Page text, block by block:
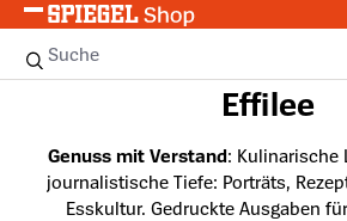
Zum Hauptinhalt springen
Suche
Effilee
Genuss mit Verstand:
journalistische Tiefe: Porträts,
Esskultur. Gedruckte Ausgaben